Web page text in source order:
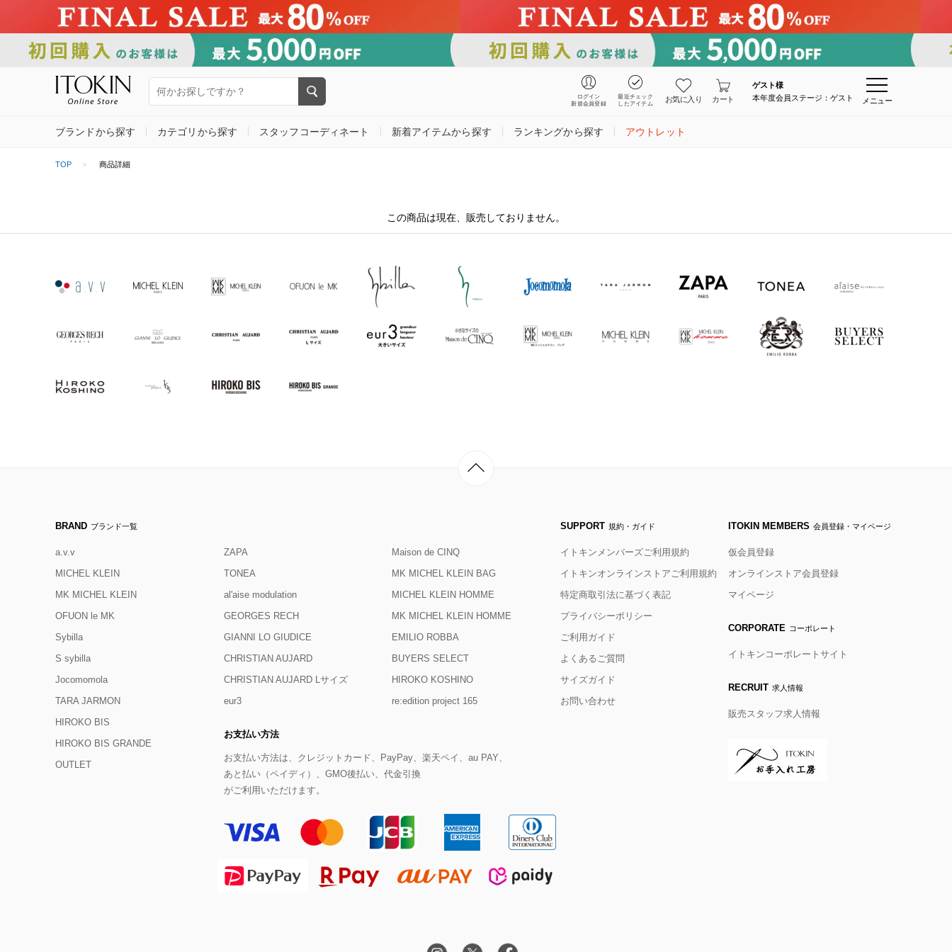
ログイン
新規会員登録
最近チェック
したアイテム
お気に入り カート
ゲスト様
本年度会員ステージ：ゲスト
メニュー
ブランドから探す カテゴリから探す スタッフコーディネート 新着アイテムから探す ランキングから探す アウトレット
TOP 商品詳細
この商品は現在、販売しておりません。
BRAND ブランド一覧
a.v.v
MICHEL KLEIN
MK MICHEL KLEIN
OFUON le MK
Sybilla
S sybilla
Jocomomola
TARA JARMON
ZAPA
TONEA
al'aise modulation
GEORGES RECH
GIANNI LO GIUDICE
CHRISTIAN AUJARD
CHRISTIAN AUJARD Lサイズ
eur3
Maison de CINQ
MK MICHEL KLEIN BAG
MICHEL KLEIN HOMME
MK MICHEL KLEIN HOMME
EMILIO ROBBA
BUYERS SELECT
HIROKO KOSHINO
re:edition project 165
HIROKO BIS
HIROKO BIS GRANDE
OUTLET
お支払い方法
お支払い方法は、クレジットカード、PayPay、楽天ペイ、au PAY、
あと払い（ペイディ）、GMO後払い、代金引換
がご利用いただけます。
SUPPORT 規約・ガイド
イトキンメンバーズご利用規約
イトキンオンラインストアご利用規約
特定商取引法に基づく表記
プライバシーポリシー
ご利用ガイド
よくあるご質問
サイズガイド
お問い合わせ
ITOKIN MEMBERS 会員登録・マイページ
仮会員登録
オンラインストア会員登録
マイページ
CORPORATE コーポレート
イトキンコーポレートサイト
RECRUIT 求人情報
販売スタッフ求人情報